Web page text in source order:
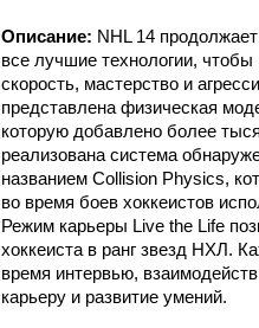
Описание: NHL 14
все лучшие технологии, чтобы
скорость, мастерство и
представлена физическая
которую добавлено более
реализована система
названием Collision Physics,
во время боев хоккеистов
Режим карьеры Live the Life
хоккеиста в ранг звезд НХЛ.
время интервью,
карьеру и развитие умений.